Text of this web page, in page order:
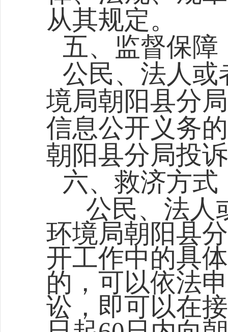
从其规定。
五、监督保障
公民、法人或
境局朝阳县分
信息公开义务
朝阳县分局投
六、救济方式
公民、法人
环境局朝阳县
开工作中的具
的，可以依法
讼， 即可以在